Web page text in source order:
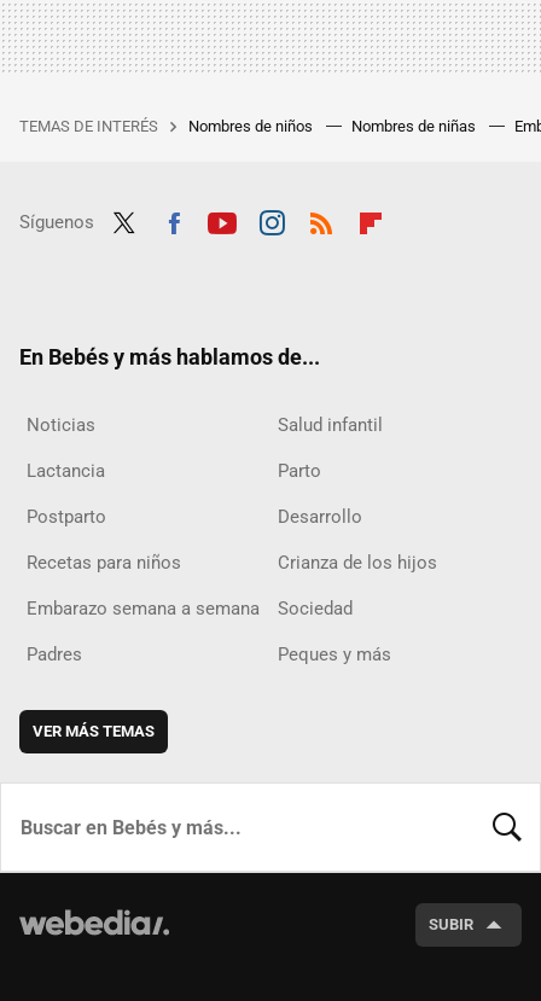
TEMAS DE INTERÉS Nombres de niños Nombres de niñas
Síguenos
En Bebés y más hablamos de...
Noticias Salud infantil
Lactancia Parto
Postparto Desarrollo
Recetas para niños Crianza de los hijos
Embarazo semana a semana Sociedad
Padres Peques y más
VER MÁS TEMAS
SUBIR